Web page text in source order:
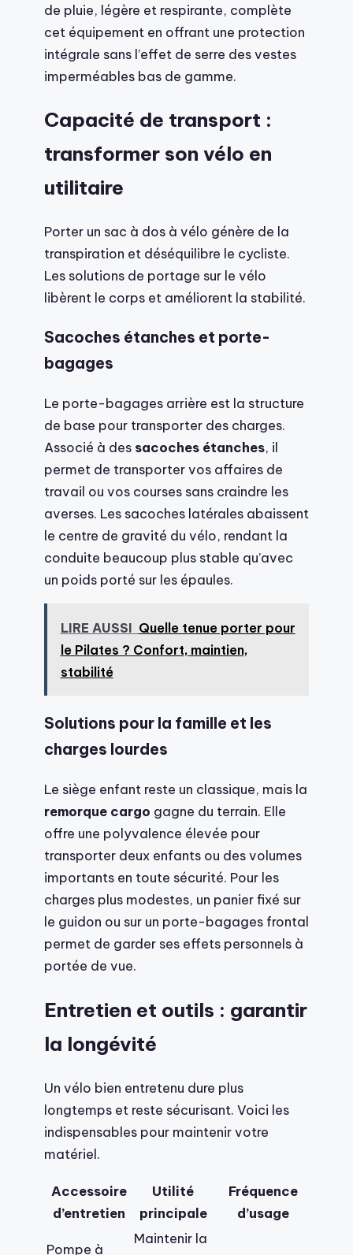
de pluie, légère et respirante, complète
cet équipement en offrant une protection
intégrale sans l’effet de serre des vestes
imperméables bas de gamme.
Capacité de transport :
transformer son vélo en
utilitaire
Porter un sac à dos à vélo génère de la
transpiration et déséquilibre le cycliste.
Les solutions de portage sur le vélo
libèrent le corps et améliorent la stabilité.
Sacoches étanches et porte-
bagages
Le porte-bagages arrière est la structure
de base pour transporter des charges.
Associé à des sacoches étanches, il
permet de transporter vos affaires de
travail ou vos courses sans craindre les
averses. Les sacoches latérales abaissent
le centre de gravité du vélo, rendant la
conduite beaucoup plus stable qu’avec
un poids porté sur les épaules.
LIRE AUSSI Quelle tenue porter pour
le Pilates ? Confort, maintien,
stabilité
Solutions pour la famille et les
charges lourdes
Le siège enfant reste un classique, mais la
remorque cargo gagne du terrain. Elle
offre une polyvalence élevée pour
transporter deux enfants ou des volumes
importants en toute sécurité. Pour les
charges plus modestes, un panier fixé sur
le guidon ou sur un porte-bagages frontal
permet de garder ses effets personnels à
portée de vue.
Entretien et outils : garantir
la longévité
Un vélo bien entretenu dure plus
longtemps et reste sécurisant. Voici les
indispensables pour maintenir votre
matériel.
Accessoire
d’entretien
Utilité
principale
Fréquence
d’usage
Pompe à
Maintenir la